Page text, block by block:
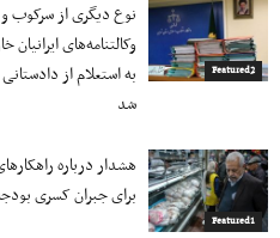
Featured2
نوع دیگری از سرکوب
وکالتنامه‌های
به استعلام از
شد
Featured1
هشدار درباره
برای جبران کسری